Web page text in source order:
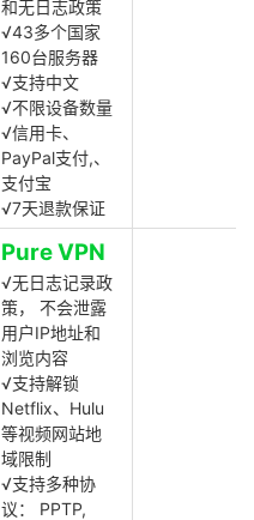
和无日志政策
√43多个国家
160台服务器
√支持中文
√不限设备数量
√信用卡、
PayPal支付,、
支付宝
√7天退款保证
Pure VPN
√无日志记录政
策， 不会泄露
用户IP地址和
浏览内容
√支持解锁
Netflix、Hulu
等视频网站地
域限制
√支持多种协
议： PPTP,